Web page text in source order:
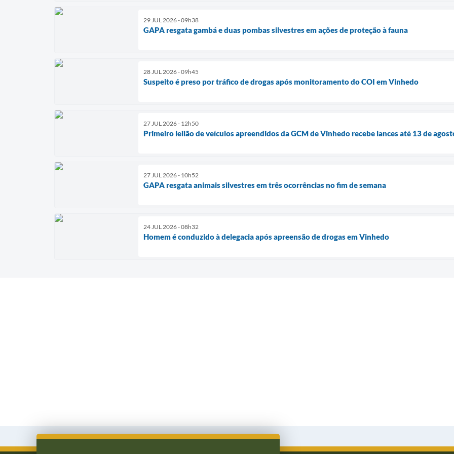
29 JUL 2026 - 09h38
GAPA resgata gambá e duas pombas silvestres em ações de proteção à fauna
28 JUL 2026 - 09h45
Suspeito é preso por tráfico de drogas após monitoramento do COI em Vinhedo
27 JUL 2026 - 12h50
Primeiro leilão de veículos apreendidos da GCM de Vinhedo recebe lances até 13 de
27 JUL 2026 - 10h52
GAPA resgata animais silvestres em três ocorrências no fim de semana
24 JUL 2026 - 08h32
Homem é conduzido à delegacia após apreensão de drogas em Vinhedo